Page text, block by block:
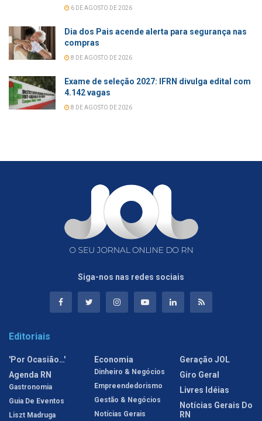
6 DE AGOSTO DE 2026
Dia dos Pais acende alerta para segurança nas
compras
8 DE AGOSTO DE 2026
Exame de seleção 2027: IFRN divulga edital com
4.142 vagas
8 DE AGOSTO DE 2026
Siga-nos nas redes sociais
Editoriais
'Por Ocasião…'
Agenda RN
Gastronomia
Guia De Eventos
Liszt Madruga
Economia
Dinheiro & Negócios
Empreendedorismo
Gestão & Negócios
Notícias Gerais
Geração JOL
Giro Geral
Livres Idéias
Notícias Gerais Do
RN